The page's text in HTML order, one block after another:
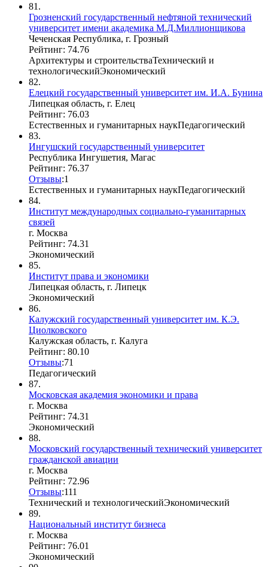
81.
Грозненский государственный нефтяной технический
университет имени академика М.Д.Миллионщикова
Чеченская Республика, г. Грозный
Рейтинг: 74.76
Архитектуры и строительстваТехнический и
технологическийЭкономический
82.
Елецкий государственный университет им. И.А. Бунина
Липецкая область, г. Елец
Рейтинг: 76.03
Естественных и гуманитарных наукПедагогический
83.
Ингушский государственный университет
Республика Ингушетия, Магас
Рейтинг: 76.37
Отзывы:1
Естественных и гуманитарных наукПедагогический
84.
Институт международных социально-гуманитарных
связей
г. Москва
Рейтинг: 74.31
Экономический
85.
Институт права и экономики
Липецкая область, г. Липецк
Экономический
86.
Калужский государственный университет им. К.Э.
Циолковского
Калужская область, г. Калуга
Рейтинг: 80.10
Отзывы:71
Педагогический
87.
Московская академия экономики и права
г. Москва
Рейтинг: 74.31
Экономический
88.
Московский государственный технический университет
гражданской авиации
г. Москва
Рейтинг: 72.96
Отзывы:111
Технический и технологическийЭкономический
89.
Национальный институт бизнеса
г. Москва
Рейтинг: 76.01
Экономический